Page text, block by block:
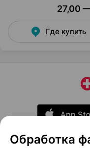
27,00
Где купить
Обработка